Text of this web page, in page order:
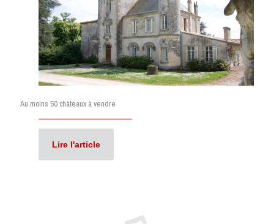
Au moins 50 châteaux à vendre
Lire l'article